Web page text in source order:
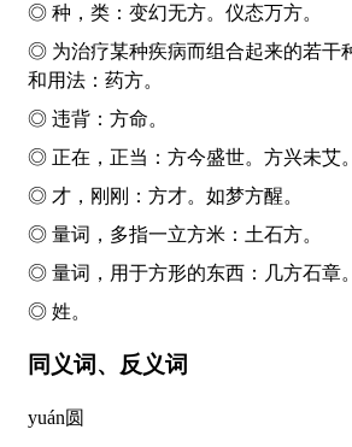
◎ 种，类：变幻无方。仪态万方。
◎ 为治疗某种疾病而组合起来的若干种药物的名称、剂量
和用法：药方。
◎ 违背： 方命。
◎ 正在，正当： 方今盛世。 方兴未艾。
◎ 才，刚刚： 方才。如梦方醒。
◎ 量词，多指一立方米：土石方。
◎ 量词，用于方形的东西：几方石章。
◎ 姓。
同义词、反义词
yuán圆